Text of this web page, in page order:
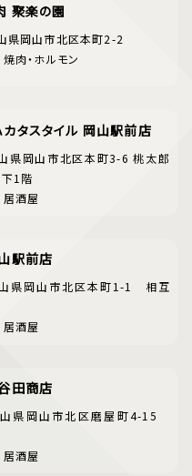
聚楽の園
県岡山市北区本町2-2
肉・ホルモン
カタスタイル 岡山駅前店
県岡山市北区本町3-6 桃太郎
1階
居酒屋
駅前店
県岡山市北区本町1-1 相互
居酒屋
田商店
県岡山市北区磨屋町4-15
居酒屋